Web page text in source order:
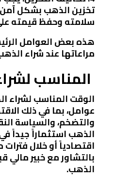
تخزين الذهب بشكل
سلامته وحفظ قيمته
هذه بعض العوامل
مراعاتها عند شراء
المناسب
الوقت المناسب لشراء
عوامل، بما في ذلك
والتضخم، والسياسة
الذهب استثماراً جيداً
اقتصادياً أو خلال
بالتشاور مع خبير مالي
الذهب.